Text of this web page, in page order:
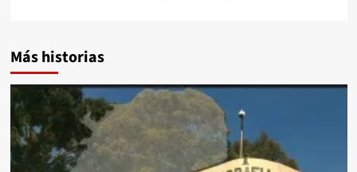
Más historias